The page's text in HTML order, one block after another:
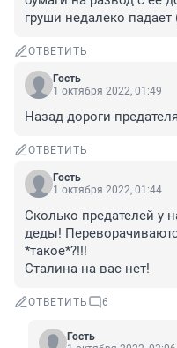
груши недалеко падает
ОТВЕТИТЬ
Гость
1 октября 2022, 01:49
Назад дороги
ОТВЕТИТЬ
Гость
1 октября 2022, 01:44
Сколько предателей у
деды!
*такое*?!!!
Сталина на вас нет!
ОТВЕТИТЬ 6
Гость